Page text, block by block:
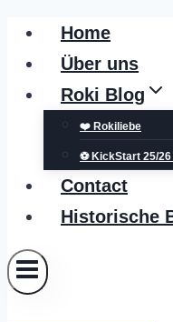
Zum
Inhalt
springen
Home
Über uns
Roki Blog
❤️ Rokiliebe
⚽ KickStart 25/
Contact
Historische